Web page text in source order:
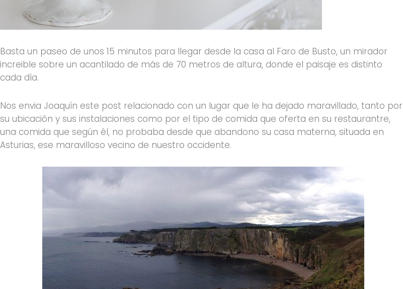
Basta un paseo de unos 15 minutos para llegar desde la casa al Faro de Busto, un mirador
increible sobre un acantilado de más de 70 metros de altura, donde el paisaje es distinto
cada día.
Nos envia Joaquín este post relacionado con un lugar que le ha dejado maravillado, tanto por
su ubicación y sus instalaciones como por el tipo de comida que oferta en su restaurantre,
una comida que según él, no probaba desde que abandono su casa materna, situada en
Asturias, ese maravilloso vecino de nuestro occidente.